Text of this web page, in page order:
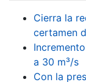
Cierra la
certamen
a 30 m³/s
Con la